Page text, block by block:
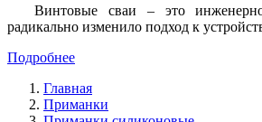
Винтовые сваи – это
радикально изменило подход к
Подробнее
Главная
Приманки